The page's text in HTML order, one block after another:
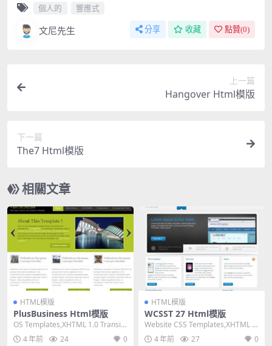
個人的 響應式
文尼先生 分享 收藏 點贊(0)
上一篇
Hangover Html模版
下一篇
The7 Html模版
相關文章
HTML模版
PlusBusiness Html模版
OS Templates,XHTML 1.0 Transiti
onal,Fixe...
4 年前 24 0
HTML模版
WCSST 27 Html模版
Website CSS Templates,XHTML 1.
0 Transiti...
4 年前 27 0